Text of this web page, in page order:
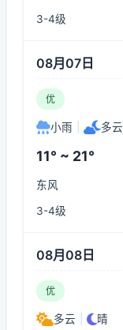
3-4级
08月07日
优
小雨 多云
11° ~ 21°
东风
3-4级
08月08日
优
多云 晴